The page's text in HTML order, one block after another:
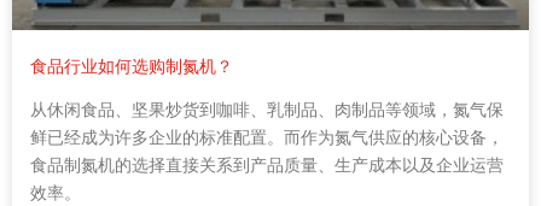
食品行业如何选购制氮机？
从休闲食品、坚果炒货到咖啡、乳制品、肉制品等领域，氮气保
鲜已经成为许多企业的标准配置。而作为氮气供应的核心设备，
食品制氮机的选择直接关系到产品质量、生产成本以及企业运营
效率。